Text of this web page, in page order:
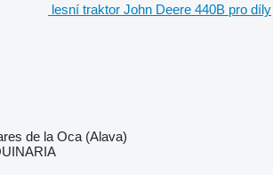
lesní traktor John Deere 440B pro díly
de la Oca (Alava)